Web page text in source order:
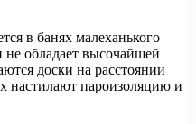
в банях малеханького
не обладает высочайшей
доски на расстоянии
настилают пароизоляцию и